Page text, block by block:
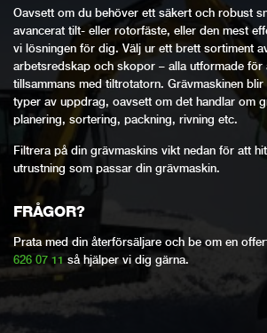
Oavsett om du behöver ett säkert och robust
avancerat tilt- eller rotorfäste, eller den mest
vi lösningen för dig. Välj ur ett brett sortiment
arbetsredskap och skopor – alla utformade för
tillsammans med tiltrotatorn. Grävmaskinen
typer av uppdrag, oavsett om det handlar om
planering, sortering, packning, rivning etc.
Filtrera på din grävmaskins vikt nedan för att
utrustning som passar din grävmaskin.
FRÅGOR?
Prata med din återförsäljare och be om en
626 07 11 så hjälper vi dig gärna.